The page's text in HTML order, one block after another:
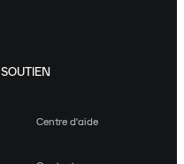
SOUTIEN
Centre d'aide